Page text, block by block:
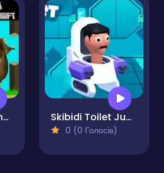
Ratomilton Spinning Flappy Minecraft Skibidi Toilet Jump
0 (0 Голосів)